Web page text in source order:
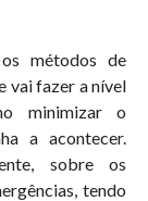
métodos de
vai fazer a nível
minimizar o
a acontecer.
sobre os
tendo